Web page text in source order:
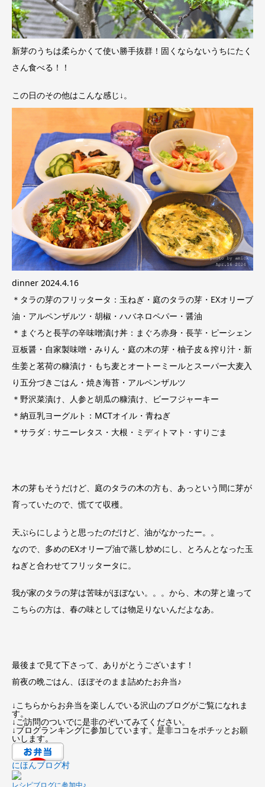
新芽のうちは柔らかくて使い勝手抜群！固くならないうちにたく
さん食べる！！
この日のその他はこんな感じ↓。
dinner 2024.4.16
＊タラの芽のフリッタータ：玉ねぎ・庭のタラの芽・EXオリーブ
油・アルペンザルツ・胡椒・ハバネロペパー・醤油
＊まぐろと長芋の辛味噌漬け丼：まぐろ赤身・長芋・ピーシェン
豆板醤・自家製味噌・みりん・庭の木の芽・柚子皮＆搾り汁・新
生姜と茗荷の糠漬け・もち麦とオートーミールとスーパー大麦入
り五分づきごはん・焼き海苔・アルペンザルツ
＊野沢菜漬け、人参と胡瓜の糠漬け、ビーフジャーキー
＊納豆乳ヨーグルト：MCTオイル・青ねぎ
＊サラダ：サニーレタス・大根・ミディトマト・すりごま
木の芽もそうだけど、庭のタラの木の方も、あっという間に芽が
育っていたので、慌てて収穫。
天ぷらにしようと思ったのだけど、油がなかったー。。
なので、多めのEXオリーブ油で蒸し炒めにし、とろんとなった玉
ねぎと合わせてフリッタータに。
我が家のタラの芽は苦味がほぼない。。。から、木の芽と違って
こちらの方は、春の味としては物足りないんだよなあ。
最後まで見て下さって、ありがとうございます！
前夜の晩ごはん、ほぼそのまま詰めたお弁当♪
↓こちらからお弁当を楽しんでいる沢山のブログがご覧になれま
す。
↓ご訪問のついでに是非のぞいてみてください。
↓ブログランキングに参加しています。是非ココをポチッとお願
いします。
にほんブログ村
レシピブログに参加中♪